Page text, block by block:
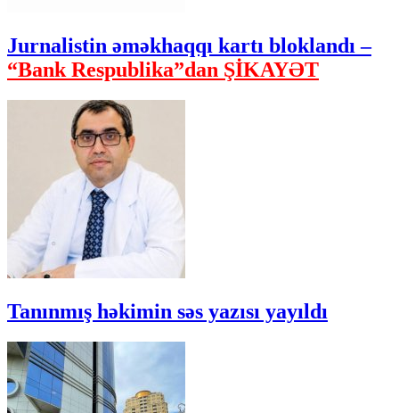
Jurnalistin əməkhaqqı kartı bloklandı –
“Bank Respublika”dan ŞİKAYƏT
Tanınmış həkimin səs yazısı yayıldı